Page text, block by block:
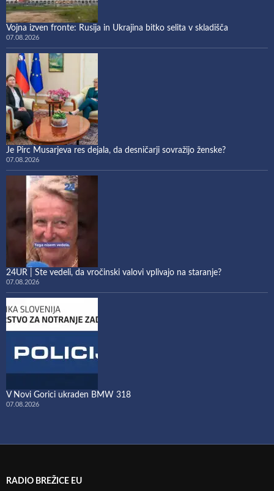
Vojna izven fronte: Rusija in Ukrajina bitko selita v skladišča
07.08.2026
Je Pirc Musarjeva res dejala, da desničarji sovražijo ženske?
07.08.2026
24UR | Ste vedeli, da vročinski valovi vplivajo na staranje?
07.08.2026
V Novi Gorici ukraden BMW 318
07.08.2026
RADIO BREŽICE EU